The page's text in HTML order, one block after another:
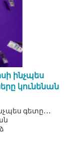
ինչպես
կունենան
գետը․․․